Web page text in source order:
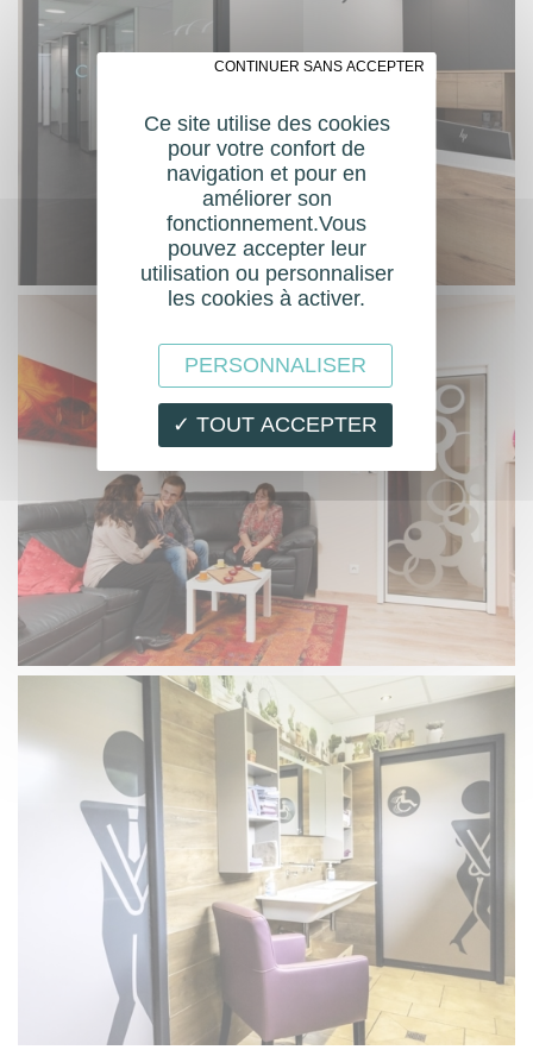
Ce site utilise des cookies
pour votre confort de
navigation et pour en
améliorer son
fonctionnement.Vous
pouvez accepter leur
utilisation ou personnaliser
les cookies à activer.
✓ TOUT ACCEPTER
✗ CONTINUER SANS ACCEPTER
PERSONNALISER